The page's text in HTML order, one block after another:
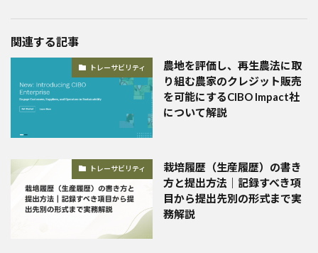
関連する記事
トレーサビリティ
農地を評価し、再生農法に取
り組む農家のクレジット販売
を可能にするCIBO Impact社
について解説
トレーサビリティ
栽培履歴（生産履歴）の書き
方と提出方法｜記録すべき項
目から提出先別の形式まで実
務解説